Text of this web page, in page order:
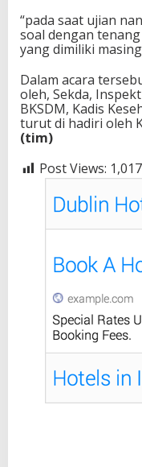
“pada saat ujian
soal dengan
yang dimiliki
Dalam acara
oleh, Sekda,
BKSDM, Kadis
turut di hadiri oleh
(tim)
Post Views: 1,017